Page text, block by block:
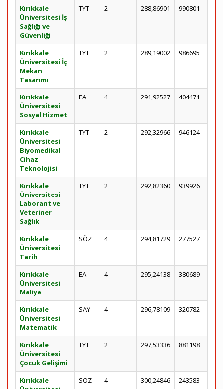
Kırıkkale
Üniversitesi İş
Sağlığı ve
Güvenliği
TYT 2 288,86901 990801
Kırıkkale
Üniversitesi İç
Mekan
Tasarımı
TYT 2 289,19002 986695
Kırıkkale
Üniversitesi
Sosyal Hizmet
EA 4 291,92527 404471
Kırıkkale
Üniversitesi
Biyomedikal
Cihaz
Teknolojisi
TYT 2 292,32966 946124
Kırıkkale
Üniversitesi
Laborant ve
Veteriner
Sağlık
TYT 2 292,82360 939926
Kırıkkale
Üniversitesi
Tarih
SÖZ 4 294,81729 277527
Kırıkkale
Üniversitesi
Maliye
EA 4 295,24138 380689
Kırıkkale
Üniversitesi
Matematik
SAY 4 296,78109 320782
Kırıkkale
Üniversitesi
Çocuk Gelişimi
TYT 2 297,53336 881198
Kırıkkale
SÖZ 4 300,24846 243583